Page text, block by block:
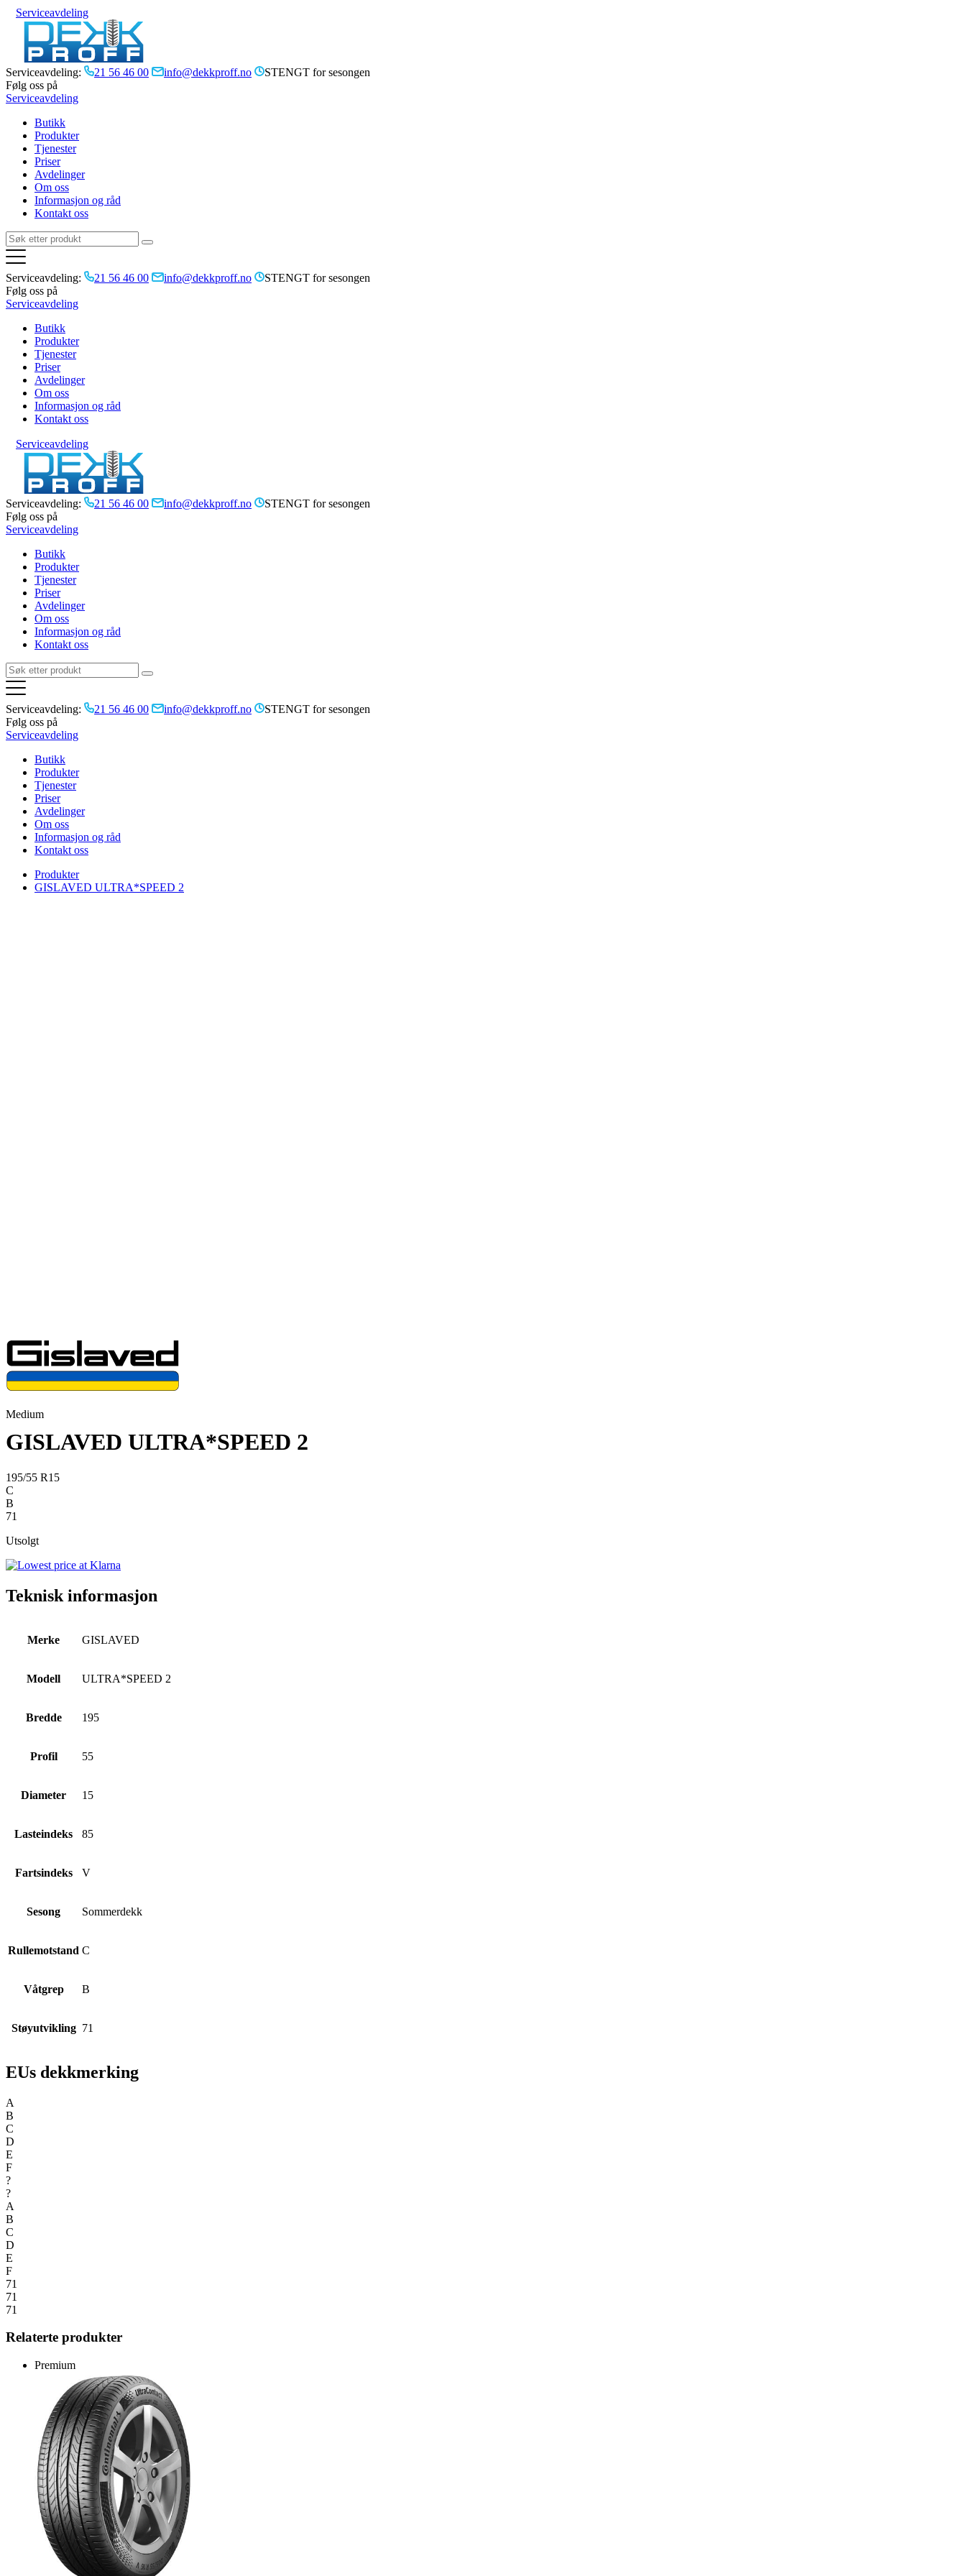
Serviceavdeling
Serviceavdeling: 21 56 46 00 info@dekkproff.no
STENGT for sesongen
Følg oss på
Serviceavdeling
Butikk
Produkter
Tjenester
Priser
Avdelinger
Om oss
Informasjon og råd
Kontakt oss
Serviceavdeling: 21 56 46 00 info@dekkproff.no
STENGT for sesongen
Følg oss på
Serviceavdeling
Butikk
Produkter
Tjenester
Priser
Avdelinger
Om oss
Informasjon og råd
Kontakt oss
Serviceavdeling
Serviceavdeling: 21 56 46 00 info@dekkproff.no
STENGT for sesongen
Følg oss på
Serviceavdeling
Butikk
Produkter
Tjenester
Priser
Avdelinger
Om oss
Informasjon og råd
Kontakt oss
Serviceavdeling: 21 56 46 00 info@dekkproff.no
STENGT for sesongen
Følg oss på
Serviceavdeling
Butikk
Produkter
Tjenester
Priser
Avdelinger
Om oss
Informasjon og råd
Kontakt oss
Produkter
GISLAVED ULTRA*SPEED 2
Medium
GISLAVED ULTRA*SPEED 2
195/55 R15
C
B
71
Utsolgt
Teknisk informasjon
Merke GISLAVED
Modell ULTRA*SPEED 2
Bredde 195
Profil 55
Diameter 15
Lasteindeks 85
Fartsindeks V
Sesong Sommerdekk
Rullemotstand C
Våtgrep B
Støyutvikling 71
EUs dekkmerking
A
B
C
D
E
F
?
?
A
B
C
D
E
F
71
71
71
Relaterte produkter
Premium